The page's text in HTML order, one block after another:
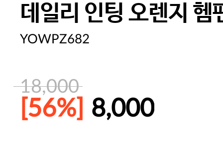
데일리 인팅 오렌지 헴
YOWPZ682
18,000
[56%] 8,000